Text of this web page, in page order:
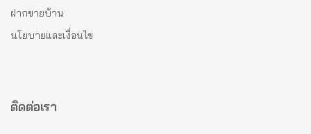
ฝากขายบ้าน
นโยบายและเงื่อนไข
ติดต่อเรา